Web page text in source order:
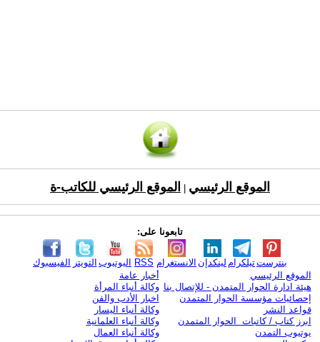
الموقع الرئيسي الموقع الرئيسي للكاتب-ة
تابعونا على:
الفيسبوك التويتر اليوتيوب RSS الانستغرام لينكدإن تيلكرامبنترست
الموقع الرئيسي
هيئة ادارة الحوار المتمدن - للإتصال بنا
إحصائيات مؤسسة الحوار المتمدن
قواعد النشر
ابرز كتاب / كاتبات الحوار المتمدن
يوتيوب التمدن
أخبار عامة
وكالة أنباء المرأة
اخبار الأدب والفن
وكالة أنباء اليسار
وكالة أنباء العلمانية
وكالة أنباء العمال